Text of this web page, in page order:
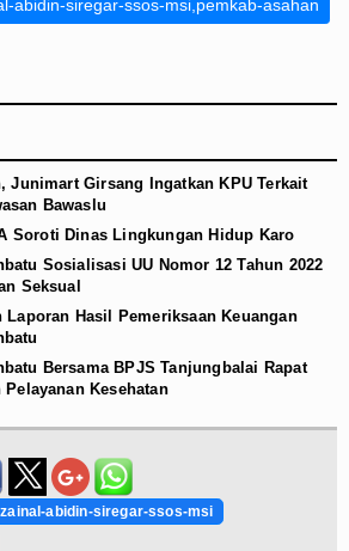
abidin-siregar-ssos-msi,pemkab-asahan
Junimart Girsang Ingatkan KPU Terkait
Bawaslu
Soroti Dinas Lingkungan Hidup Karo
Sosialisasi UU Nomor 12 Tahun 2022
Seksual
Laporan Hasil Pemeriksaan Keuangan
Bersama BPJS Tanjungbalai Rapat
Kesehatan
abidin-siregar-ssos-msi